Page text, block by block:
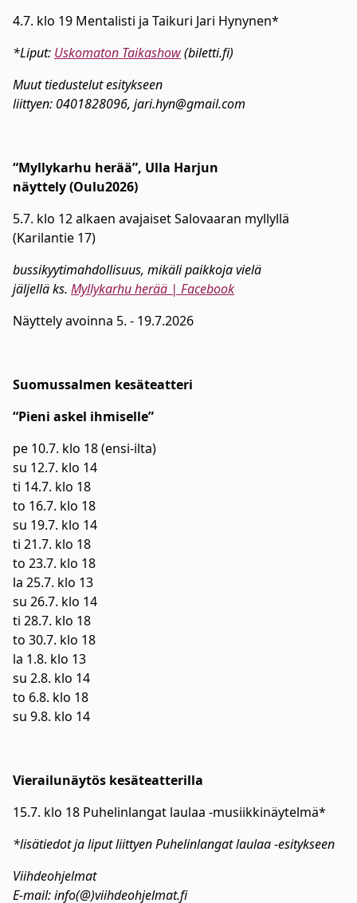
4.7. klo 19 Mentalisti ja Taikuri Jari Hynynen*
*Liput: Uskomaton Taikashow(biletti.fi)
Muut tiedustelut esitykseen
liittyen: 0401828096, jari.hyn@gmail.com
“Myllykarhu herää”, Ulla Harjun
näyttely (Oulu2026)
5.7. klo 12 alkaen avajaiset Salovaaran myllyllä
(Karilantie 17)
bussikyytimahdollisuus, mikäli paikkoja vielä
jäljellä ks. Myllykarhu herää | Facebook
Näyttely avoinna 5. - 19.7.2026
Suomussalmen kesäteatteri
“Pieni askel ihmiselle”
pe 10.7. klo 18 (ensi-ilta)
su 12.7. klo 14
ti 14.7. klo 18
to 16.7. klo 18
su 19.7. klo 14
ti 21.7. klo 18
to 23.7. klo 18
la 25.7. klo 13
su 26.7. klo 14
ti 28.7. klo 18
to 30.7. klo 18
la 1.8. klo 13
su 2.8. klo 14
to 6.8. klo 18
su 9.8. klo 14
Vierailunäytös kesäteatterilla
15.7. klo 18 Puhelinlangat laulaa -musiikkinäytelmä*
*lisätiedot ja liput liittyen Puhelinlangat laulaa -esitykseen
Viihdeohjelmat
E-mail: info(@)viihdeohjelmat.fi